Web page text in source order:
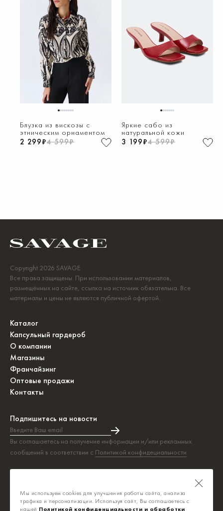
12345678
Блузка из вискозы с
этническим орнаментом
2 299₽4 599₽
1234567
Яркие сабо из
натуральной кожи
3 199₽4 599₽
Copyright 2026 SAVAGE
Все права защищены. При использовании материалов,
размещённых на сайте, ссылка на источник обязательна. Все
материалы и цены не являются публичной офертой.
Каталог
Капсульный гардероб
О компании
Магазины
Франчайзинг
Оптовые продажи
Контакты
Подпишитесь на новости
Введите Ваш email
Вы соглашаетесь на получение информации и/или рекламных
сообщений в соответствии с Политикой конфидециальности
Подписка на новости прошла успешно!
Политика конфиденциальности
Публичная оферта
Мы используем cookies для улучшения работы сайта, анализа
трафика и персонализации. Используя сайт, Вы соглашаетесь с
нашей Политикой конфиденциальности и обработки